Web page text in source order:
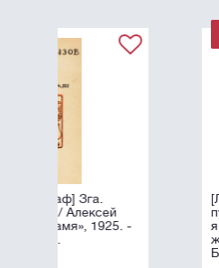
[Лимонов, Э.В.,
публикация стихов
я, Эдичка»].
журнал / под ред.